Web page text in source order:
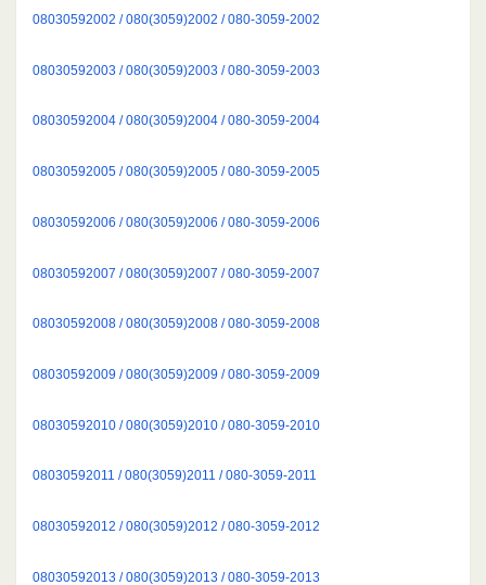
08030592002 / 080(3059)2002 / 080-3059-2002
08030592003 / 080(3059)2003 / 080-3059-2003
08030592004 / 080(3059)2004 / 080-3059-2004
08030592005 / 080(3059)2005 / 080-3059-2005
08030592006 / 080(3059)2006 / 080-3059-2006
08030592007 / 080(3059)2007 / 080-3059-2007
08030592008 / 080(3059)2008 / 080-3059-2008
08030592009 / 080(3059)2009 / 080-3059-2009
08030592010 / 080(3059)2010 / 080-3059-2010
08030592011 / 080(3059)2011 / 080-3059-2011
08030592012 / 080(3059)2012 / 080-3059-2012
08030592013 / 080(3059)2013 / 080-3059-2013